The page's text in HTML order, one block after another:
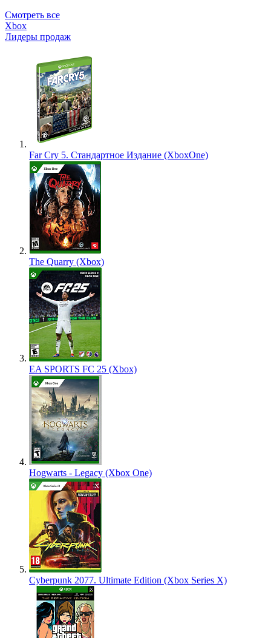
Смотреть все
Xbox
Лидеры продаж
Far Cry 5. Стандартное Издание (XboxOne)
The Quarry (Xbox)
EA SPORTS FC 25 (Xbox)
Hogwarts - Legacy (Xbox One)
Cyberpunk 2077. Ultimate Edition (Xbox Series X)